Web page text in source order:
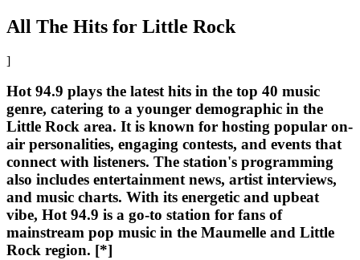
All The Hits for Little Rock
]
Hot 94.9 plays the latest hits in the top 40 music
genre, catering to a younger demographic in the
Little Rock area. It is known for hosting popular on-
air personalities, engaging contests, and events that
connect with listeners. The station's programming
also includes entertainment news, artist interviews,
and music charts. With its energetic and upbeat
vibe, Hot 94.9 is a go-to station for fans of
mainstream pop music in the Maumelle and Little
Rock region. [*]